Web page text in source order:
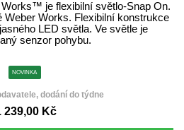
je flexibilní světlo-Snap On.
Weber Works. Flexibilní konstrukce
LED světla. Ve světle je
senzor pohybu.
NOVINKA
dodání do týdne
239,00 Kč